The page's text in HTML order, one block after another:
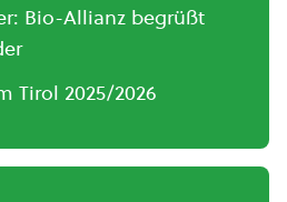
Bio-Allianz begrüßt
Tirol 2025/2026